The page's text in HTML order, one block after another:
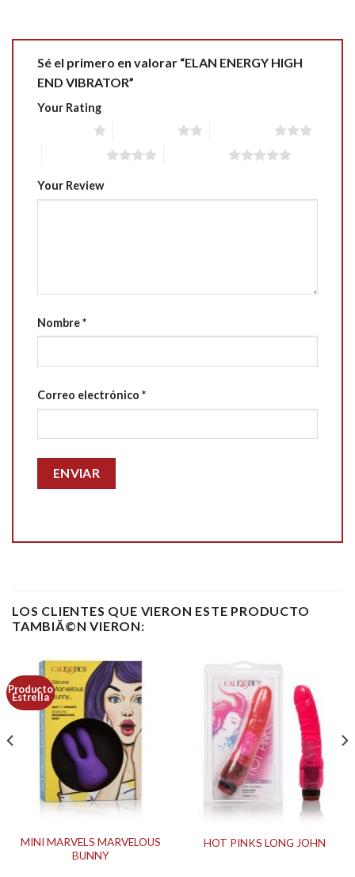
Sé el primero en valorar “ELAN ENERGY HIGH
END VIBRATOR”
Your Rating
Your Review
Nombre*
Correo electrónico *
LOS CLIENTES QUE VIERON ESTE PRODUCTO
TAMBIÃ©N VIERON:
Producto
Estrella
MINI MARVELS MARVELOUS
BUNNY
HOT PINKS LONG JOHN